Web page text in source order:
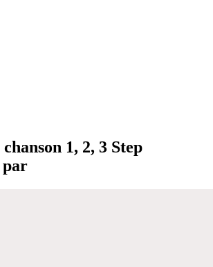
1, 2, 3 Step
par